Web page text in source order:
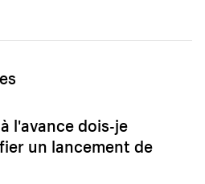
l'avance dois-je
un lancement de